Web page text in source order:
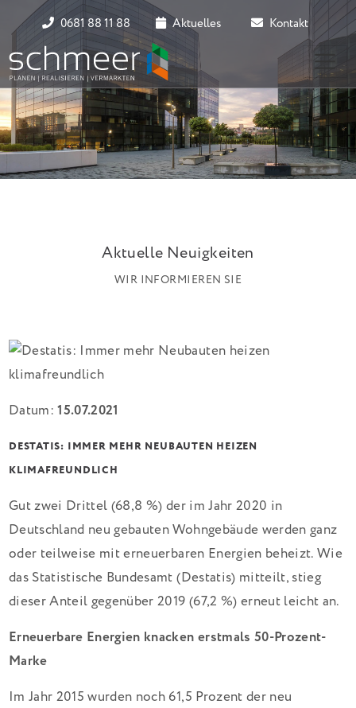
0681 88 11 88 Aktuelles Kontakt
Aktuelle Neuigkeiten
WIR INFORMIEREN SIE
Datum:15.07.2021
DESTATIS: IMMER MEHR NEUBAUTEN HEIZEN
KLIMAFREUNDLICH
Gut zwei Drittel (68,8 %) der im Jahr 2020 in
Deutschland neu gebauten Wohngebäude werden ganz
oder teilweise mit erneuerbaren Energien beheizt. Wie
das Statistische Bundesamt (Destatis) mitteilt, stieg
dieser Anteil gegenüber 2019 (67,2 %) erneut leicht an.
Erneuerbare Energien knacken erstmals 50-Prozent-
Marke
Im Jahr 2015 wurden noch 61,5 Prozent der neu